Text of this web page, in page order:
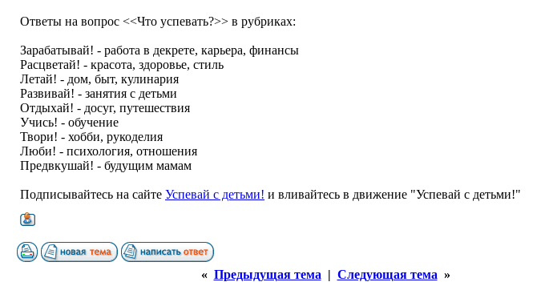
Ответы на вопрос <<Что успевать?>> в рубриках:
Зарабатывай! - работа в декрете, карьера, финансы
Расцветай! - красота, здоровье, стиль
Летай! - дом, быт, кулинария
Развивай! - занятия с детьми
Отдыхай! - досуг, путешествия
Учись! - обучение
Твори! - хобби, рукоделия
Люби! - психология, отношения
Предвкушай! - будущим мамам
Подписывайтесь на сайте Успевай с детьми! и вливайтесь в движение "Успевай с детьми!"
« Предыдущая тема | Следующая тема »